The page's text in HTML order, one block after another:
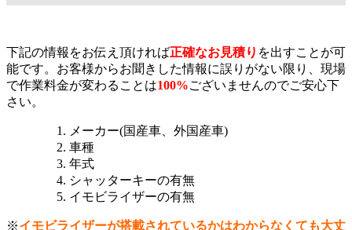
下記の情報をお伝え頂ければ正確なお見積り を出すことが可
能です。お客様からお聞きした情報に誤りがない限り、現場
で作業料金が変わることは100%ございませんのでご安心下
さい。
メーカー(国産車、外国産車)
車種
年式
シャッターキーの有無
イモビライザーの有無
※イモビライザーが搭載されているかはわからなくても大丈